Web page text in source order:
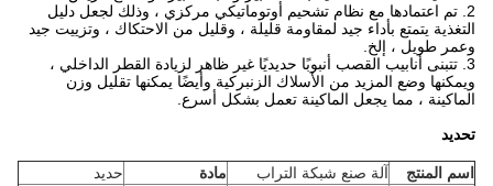
2. تم اعتمادها مع نظام تشحيم أوتوماتيكي مركزي ، وذلك لجعل دليل
التغذية يتمتع بأداء جيد لمقاومة قليلة ، وقليل من الاحتكاك ، وتزييت جيد
وعمر طويل ، إلخ.
3. تتبنى أنابيب القصب أنبوبًا حديديًا غير ظاهر لزيادة القطر الداخلي ،
ويمكنها وضع المزيد من الأسلاك الزنبركية وأيضًا يمكنها تقليل وزن
الماكينة ، مما يجعل الماكينة تعمل بشكل أسرع.
تحديد
اسم المنتج آلة صنع شبكة التراب مادة
حديد